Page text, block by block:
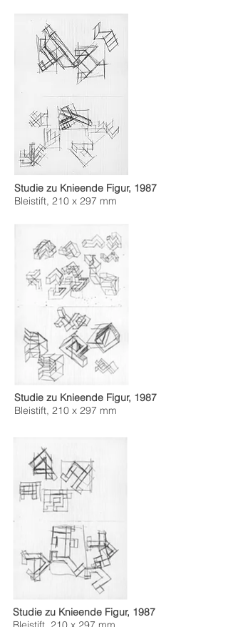
Studie zu Knieende Figur, 1987
Bleistift, 210 x 297 mm
Studie zu Knieende Figur, 1987
Bleistift, 210 x 297 mm
Studie zu Knieende Figur, 1987